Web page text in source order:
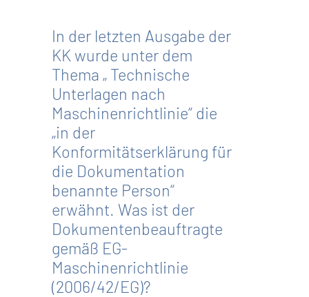
In der letzten Ausgabe der
KK wurde unter dem
Thema „ Technische
Unterlagen nach
Maschinenrichtlinie“ die
„in der
Konformitätserklärung für
die Dokumentation
benannte Person“
erwähnt. Was ist der
Dokumentenbeauftragte
gemäß EG-
Maschinenrichtlinie
(2006/42/EG)?